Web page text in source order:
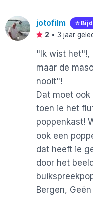
jotofilm ⭐️
2 • 3 jaar
"Ik wist het"!,
maar de
nooit"!
Dat moet
toen ie het
poppenkast!
ook een
dat heeft ie
door het
Bergen,